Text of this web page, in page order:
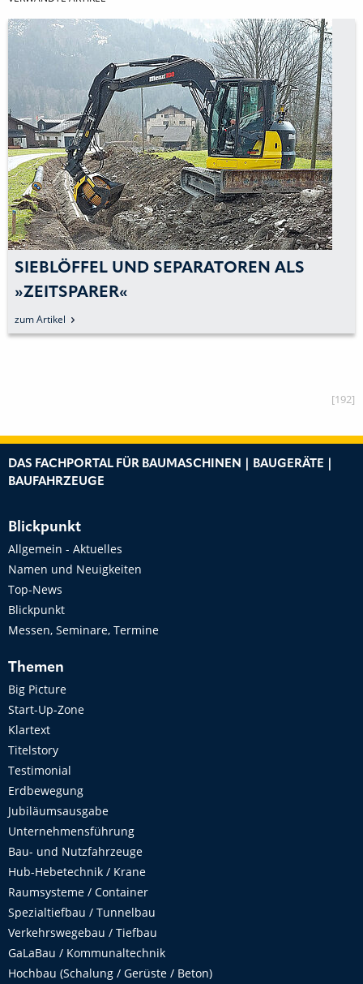
SIEBLÖFFEL UND SEPARATOREN ALS
»ZEITSPARER«
zum Artikel
[192]
DAS FACHPORTAL FÜR BAUMASCHINEN | BAUGERÄTE |
BAUFAHRZEUGE
Blickpunkt
Allgemein - Aktuelles
Namen und Neuigkeiten
Top-News
Blickpunkt
Messen, Seminare, Termine
Themen
Big Picture
Start-Up-Zone
Klartext
Titelstory
Testimonial
Erdbewegung
Jubiläumsausgabe
Unternehmensführung
Bau- und Nutzfahrzeuge
Hub-Hebetechnik / Krane
Raumsysteme / Container
Spezialtiefbau / Tunnelbau
Verkehrswegebau / Tiefbau
GaLaBau / Kommunaltechnik
Hochbau (Schalung / Gerüste / Beton)